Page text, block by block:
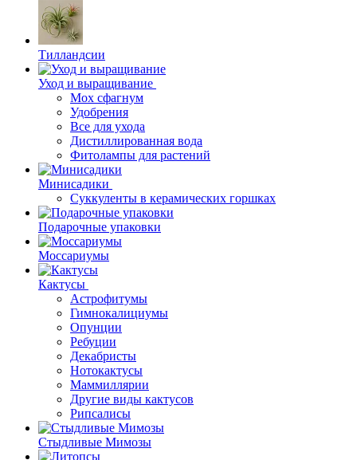
Тилландсии
Уход и выращивание
Мох сфагнум
Удобрения
Все для ухода
Дистиллированная вода
Фитолампы для растений
Минисадики
Суккуленты в керамических горшках
Подарочные упаковки
Моссариумы
Кактусы
Астрофитумы
Гимнокалициумы
Опунции
Ребуции
Декабристы
Нотокактусы
Маммиллярии
Другие виды кактусов
Рипсалисы
Стыдливые Мимозы